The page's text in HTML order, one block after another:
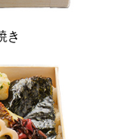
き